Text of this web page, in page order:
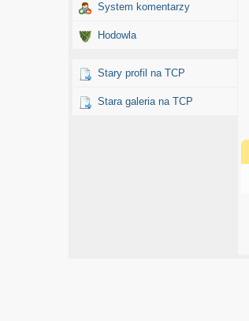
System komentarzy
Hodowla
Stary profil na TCP
Stara galeria na TCP